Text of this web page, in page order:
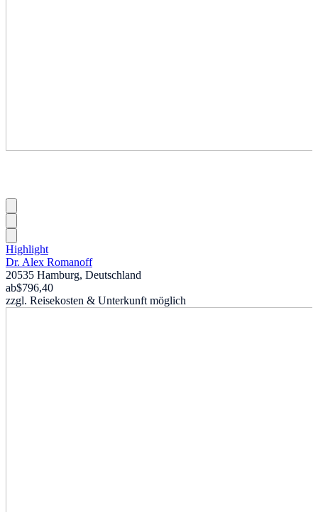
Highlight
Dr. Alex Romanoff
20535 Hamburg, Deutschland
ab$796,40
zzgl. Reisekosten & Unterkunft möglich